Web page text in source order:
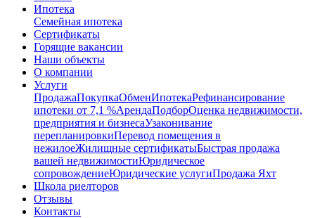
Ипотека
Семейная ипотека
Сертификаты
Горящие вакансии
Наши объекты
О компании
Услуги
ПродажаПокупкаОбменИпотекаРефинансирование
ипотеки от 7,1 %АрендаПодборОценка недвижимости,
предприятия и бизнесаУзаконивание
перепланировкиПеревод помещения в
нежилоеЖилищные сертификатыБыстрая продажа
вашей недвижимостиЮридическое
сопровождениеЮридические услугиПродажа Яхт
Школа риелторов
Отзывы
Контакты